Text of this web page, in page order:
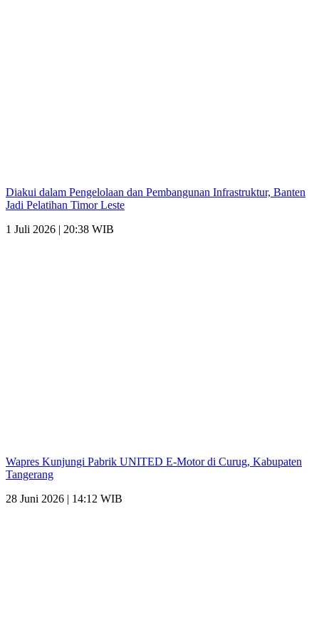
Diakui dalam Pengelolaan dan Pembangunan Infrastruktur, Banten
Jadi Pelatihan Timor Leste
1 Juli 2026 | 20:38 WIB
Wapres Kunjungi Pabrik UNITED E-Motor di Curug, Kabupaten
Tangerang
28 Juni 2026 | 14:12 WIB